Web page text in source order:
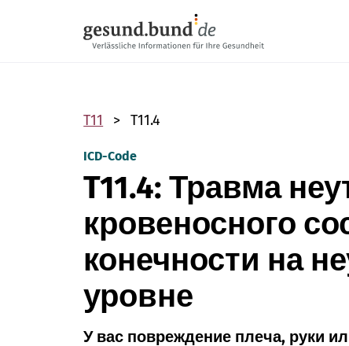
T11 T11.4
ICD-Code
T11.4: Травма
кровеносного
конечности на
уровне
У вас повреждение плеча, руки